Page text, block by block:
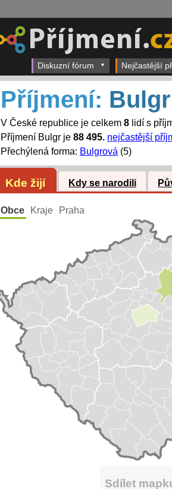
Diskuzní fórum Nejčastější
Příjmení: Bulgr
V České republice je celkem 8lidí s
Příjmení Bulgr je 88 495. nejčastější
Přechýlená forma: Bulgrová (5)
Kde žijí Kdy se narodili
Obce Kraje Praha
Sdílet